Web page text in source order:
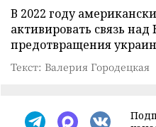
В 2022 году
активировать связь
предотвращения
Текст: Валерия Городецкая